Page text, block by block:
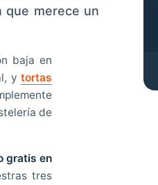
que merece un
baja en
ytortas
de
gratis en
tres